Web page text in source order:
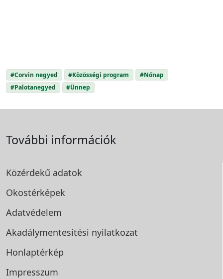
#Corvin negyed #Közösségi program
#Nőnap
#Palotanegyed
#Ünnep
További információk
Közérdekű adatok
Okostérképek
Adatvédelem
Akadálymentesítési nyilatkozat
Honlaptérkép
Impresszum